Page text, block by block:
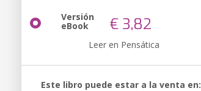
Versión
eBook € 3,82
Leer en Pensática
Este libro puede estar a la venta en: